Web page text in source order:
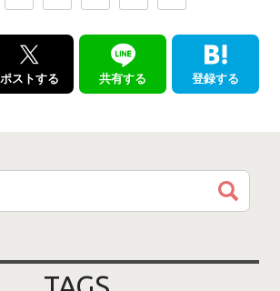
ポストする 共有する 登録する